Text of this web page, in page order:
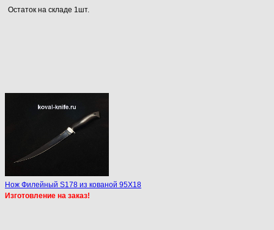
Остаток на складе 1шт.
Нож Филейный S178 из кованой 95Х18
Изготовление на заказ!